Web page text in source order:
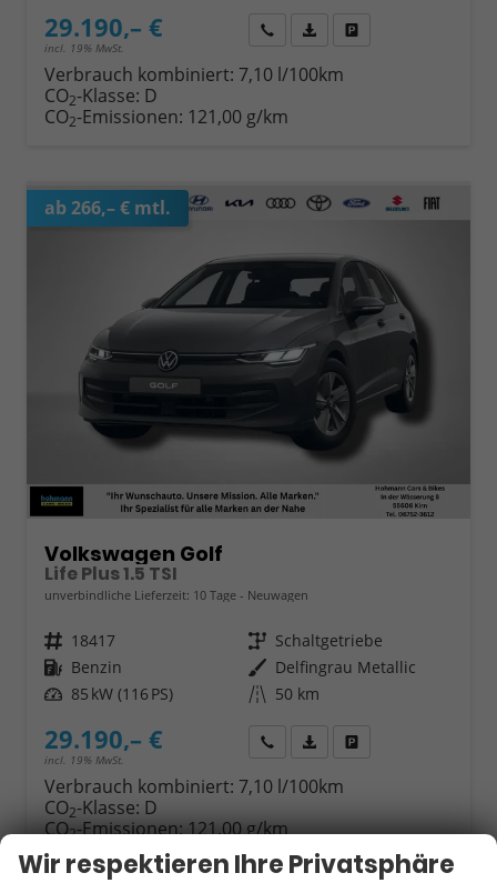
29.190,– €
incl. 19% MwSt.
Wir rufen Sie anFahrzeugexposé (PDF)
Verbrauch kombiniert: 7,10 l/100km
CO2-Klasse: D
CO2-Emissionen: 121,00 g/km
ab 266,– € mtl.
Volkswagen Golf
Life Plus 1.5 TSI
unverbindliche Lieferzeit: 10 Tage Neuwagen
Fahrzeugnr. 18417 Getriebe Schaltgetriebe
Kraftstoff Benzin Außenfarbe Delfingrau Metallic
Leistung 85 kW (116 PS) Kilometerstand 50 km
29.190,– €
incl. 19% MwSt.
Wir rufen Sie anFahrzeugexposé (PDF)
Verbrauch kombiniert: 7,10 l/100km
CO2-Klasse: D
CO2-Emissionen:121,00 g/km
Wir respektieren Ihre Privatsphäre